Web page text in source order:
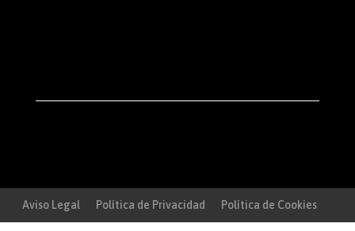
Aviso Legal Política de Privacidad Política de Cookies